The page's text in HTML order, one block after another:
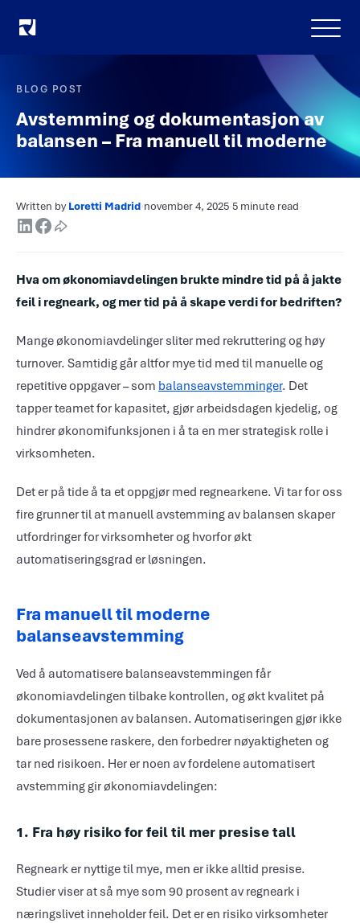
Meny
BLOG POST
Avstemming og dokumentasjon av
balansen – Fra manuell til moderne
Written byLoretti Madrid·november 4, 2025·5 minute read·
Hva om økonomiavdelingen brukte mindre tid på å jakte
feil i regneark, og mer tid på å skape verdi for bedriften?
Mange økonomiavdelinger sliter med rekruttering og høy
turnover. Samtidig går altfor mye tid med til manuelle og
repetitive oppgaver – som balanseavstemminger. Det
tapper teamet for kapasitet, gjør arbeidsdagen kjedelig, og
hindrer økonomifunksjonen i å ta en mer strategisk rolle i
virksomheten.
Det er på tide å ta et oppgjør med regnearkene. Vi tar for oss
fire grunner til at manuell avstemming av balansen skaper
utfordringer for virksomheter og hvorfor økt
automatiseringsgrad er løsningen.
Fra manuell til moderne
balanseavstemming
Ved å automatisere balanseavstemmingen får
økonomiavdelingen tilbake kontrollen, og økt kvalitet på
dokumentasjonen av balansen. Automatiseringen gjør ikke
bare prosessene raskere, den forbedrer nøyaktigheten og
tar ned risikoen. Her er noen av fordelene automatisert
avstemming gir økonomiavdelingen:
1. Fra høy risiko for feil til mer presise tall
Regneark er nyttige til mye, men er ikke alltid presise.
Studier viser at så mye som 90 prosent av regneark i
næringslivet inneholder feil. Det er en risiko virksomheter